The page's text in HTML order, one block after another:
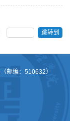
跳转到
邮编：510632）